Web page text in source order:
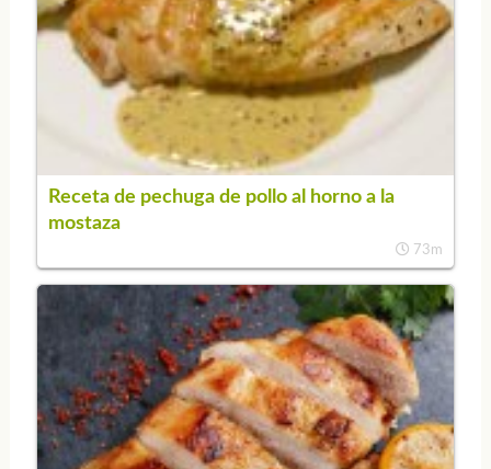
Receta de pechuga de pollo al horno a la
mostaza
73m